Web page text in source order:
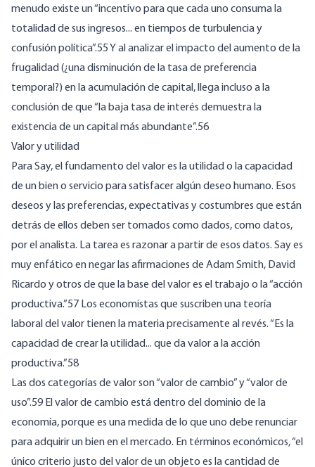
menudo existe un “incentivo para que cada uno consuma la
totalidad de sus ingresos... en tiempos de turbulencia y
confusión política”.55 Y al analizar el impacto del aumento de la
frugalidad (¿una disminución de la tasa de preferencia
temporal?) en la acumulación de capital, llega incluso a la
conclusión de que “la baja tasa de interés demuestra la
existencia de un capital más abundante”.56
Valor y utilidad
Para Say, el fundamento del valor es la utilidad o la capacidad
de un bien o servicio para satisfacer algún deseo humano. Esos
deseos y las preferencias, expectativas y costumbres que están
detrás de ellos deben ser tomados como dados, como datos,
por el analista. La tarea es razonar a partir de esos datos. Say es
muy enfático en negar las afirmaciones de Adam Smith, David
Ricardo y otros de que la base del valor es el trabajo o la “acción
productiva.”57 Los economistas que suscriben una teoría
laboral del valor tienen la materia precisamente al revés. “Es la
capacidad de crear la utilidad... que da valor a la acción
productiva.”58
Las dos categorías de valor son “valor de cambio” y “valor de
uso”.59 El valor de cambio está dentro del dominio de la
economía, porque es una medida de lo que uno debe renunciar
para adquirir un bien en el mercado. En términos económicos, “el
único criterio justo del valor de un objeto es la cantidad de